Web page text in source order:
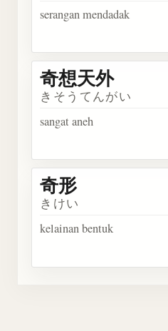
serangan mendadak
奇想天外
きそうてんがい
sangat aneh
奇形
きけい
kelainan bentuk